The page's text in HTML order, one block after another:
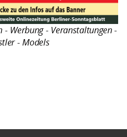
- Werbung - Veranstaltungen -
- Models